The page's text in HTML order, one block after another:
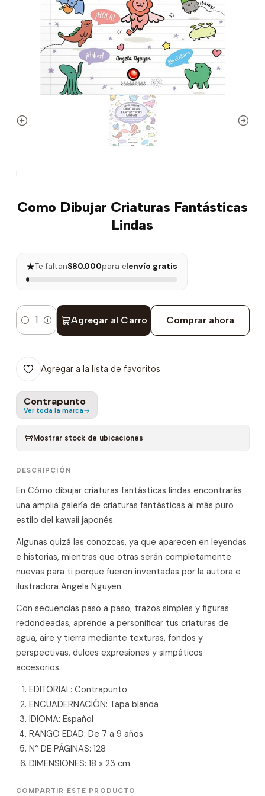
|
Como Dibujar Criaturas Fantásticas
Lindas
★Te faltan$80.000para elenvío gratis
Cantidad Agregar al Carro Comprar ahora
Agregar a la lista de favoritos
Contrapunto
Ver toda la marca
Mostrar stock de ubicaciones
DESCRIPCIÓN
En Cómo dibujar criaturas fantásticas lindas encontrarás
una amplia galería de criaturas fantásticas al más puro
estilo del kawaii japonés.
Algunas quizá las conozcas, ya que aparecen en leyendas
e historias, mientras que otras serán completamente
nuevas para ti porque fueron inventadas por la autora e
ilustradora Angela Nguyen.
Con secuencias paso a paso, trazos simples y figuras
redondeadas, aprende a personificar tus criaturas de
agua, aire y tierra mediante texturas, fondos y
perspectivas, dulces expresiones y simpáticos
accesorios.
EDITORIAL: Contrapunto
ENCUADERNACIÓN: Tapa blanda
IDIOMA: Español
RANGO EDAD: De 7 a 9 años
N° DE PÁGINAS: 128
DIMENSIONES: 18 x 23 cm
COMPARTIR ESTE PRODUCTO